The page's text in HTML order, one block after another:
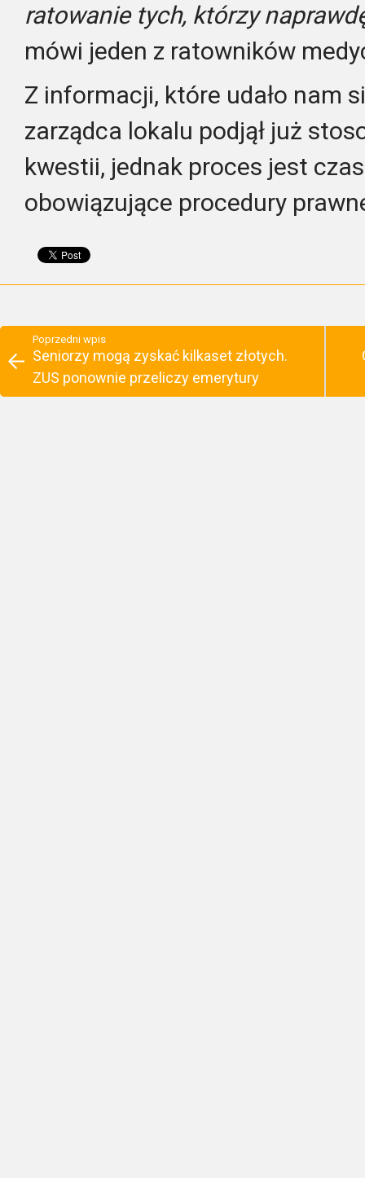
ratowanie tych, którzy
mówi jeden z ratowników
Z informacji, które udało nam
zarządca lokalu podjął już
kwestii, jednak proces jest
obowiązujące procedury
Poprzedni wpis
Seniorzy mogą zyskać kilkaset złotych.
ZUS ponownie przeliczy emerytury